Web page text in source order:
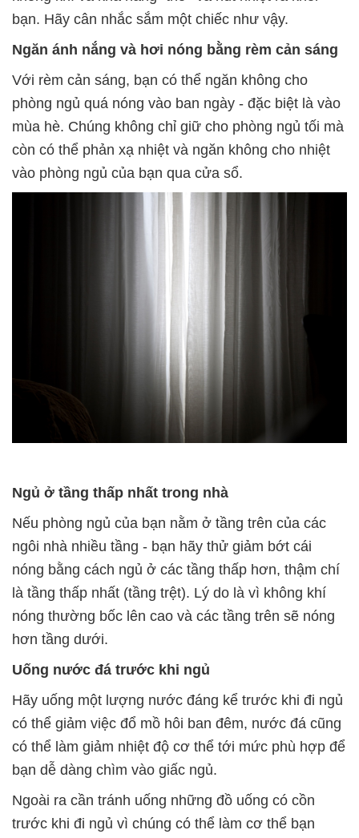
bạn. Hãy cân nhắc sắm một chiếc như vậy.
Ngăn ánh nắng và hơi nóng bằng rèm cản sáng
Với rèm cản sáng, bạn có thể ngăn không cho
phòng ngủ quá nóng vào ban ngày - đặc biệt là vào
mùa hè. Chúng không chỉ giữ cho phòng ngủ tối mà
còn có thể phản xạ nhiệt và ngăn không cho nhiệt
vào phòng ngủ của bạn qua cửa sổ.
Ngủ ở tầng thấp nhất trong nhà
Nếu phòng ngủ của bạn nằm ở tầng trên của các
ngôi nhà nhiều tầng - bạn hãy thử giảm bớt cái
nóng bằng cách ngủ ở các tầng thấp hơn, thậm chí
là tầng thấp nhất (tầng trệt). Lý do là vì không khí
nóng thường bốc lên cao và các tầng trên sẽ nóng
hơn tầng dưới.
Uống nước đá trước khi ngủ
Hãy uống một lượng nước đáng kể trước khi đi ngủ
có thể giảm việc đổ mồ hôi ban đêm, nước đá cũng
có thể làm giảm nhiệt độ cơ thể tới mức phù hợp để
bạn dễ dàng chìm vào giấc ngủ.
Ngoài ra cần tránh uống những đồ uống có cồn
trước khi đi ngủ vì chúng có thể làm cơ thể bạn